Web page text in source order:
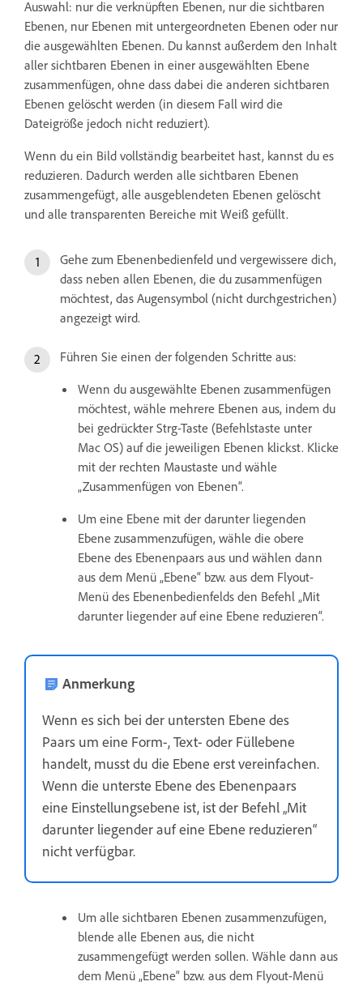
Auswahl: nur die verknüpften Ebenen, nur die sichtbaren
Ebenen, nur Ebenen mit untergeordneten Ebenen oder nur
die ausgewählten Ebenen. Du kannst außerdem den Inhalt
aller sichtbaren Ebenen in einer ausgewählten Ebene
zusammenfügen, ohne dass dabei die anderen sichtbaren
Ebenen gelöscht werden (in diesem Fall wird die
Dateigröße jedoch nicht reduziert).
Wenn du ein Bild vollständig bearbeitet hast, kannst du es
reduzieren. Dadurch werden alle sichtbaren Ebenen
zusammengefügt, alle ausgeblendeten Ebenen gelöscht
und alle transparenten Bereiche mit Weiß gefüllt.
Gehe zum Ebenenbedienfeld und vergewissere dich,
dass neben allen Ebenen, die du zusammenfügen
möchtest, das Augensymbol (nicht durchgestrichen)
angezeigt wird.
Führen Sie einen der folgenden Schritte aus:
Wenn du ausgewählte Ebenen zusammenfügen
möchtest, wähle mehrere Ebenen aus, indem du
bei gedrückter Strg-Taste (Befehlstaste unter
Mac OS) auf die jeweiligen Ebenen klickst. Klicke
mit der rechten Maustaste und wähle
„Zusammenfügen von Ebenen“.
Um eine Ebene mit der darunter liegenden
Ebene zusammenzufügen, wähle die obere
Ebene des Ebenenpaars aus und wählen dann
aus dem Menü „Ebene“ bzw. aus dem Flyout-
Menü des Ebenenbedienfelds den Befehl „Mit
darunter liegender auf eine Ebene reduzieren“.
Anmerkung
Wenn es sich bei der untersten Ebene des
Paars um eine Form-, Text- oder Füllebene
handelt, musst du die Ebene erst vereinfachen.
Wenn die unterste Ebene des Ebenenpaars
eine Einstellungsebene ist, ist der Befehl „Mit
darunter liegender auf eine Ebene reduzieren“
nicht verfügbar.
Um alle sichtbaren Ebenen zusammenzufügen,
blende alle Ebenen aus, die nicht
zusammengefügt werden sollen. Wähle dann aus
dem Menü „Ebene“ bzw. aus dem Flyout-Menü